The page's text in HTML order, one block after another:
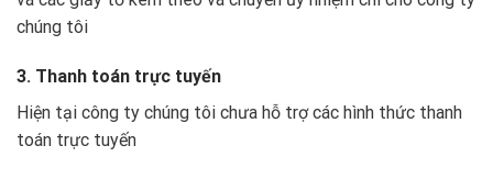
chúng tôi
3. Thanh toán trực tuyến
Hiện tại công ty chúng tôi chưa hỗ trợ các hình thức thanh
toán trực tuyến